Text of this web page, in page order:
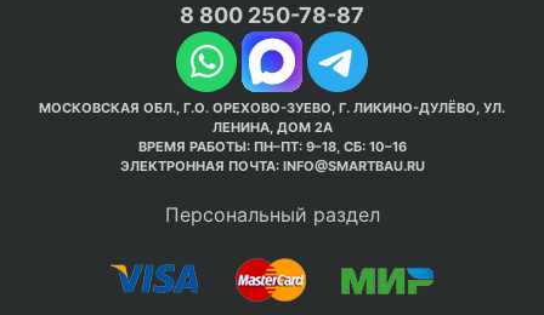
8 800 250-78-87
МОСКОВСКАЯ ОБЛ., Г.О. ОРЕХОВО-ЗУЕВО, Г. ЛИКИНО-ДУЛЁВО, УЛ.
ЛЕНИНА, ДОМ 2А
ВРЕМЯ РАБОТЫ: ПН–ПТ: 9–18, СБ: 10–16
ЭЛЕКТРОННАЯ ПОЧТА: INFO@SMARTBAU.RU
Персональный раздел